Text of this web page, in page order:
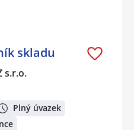
skladu
s.r.o.
Plný úvazek